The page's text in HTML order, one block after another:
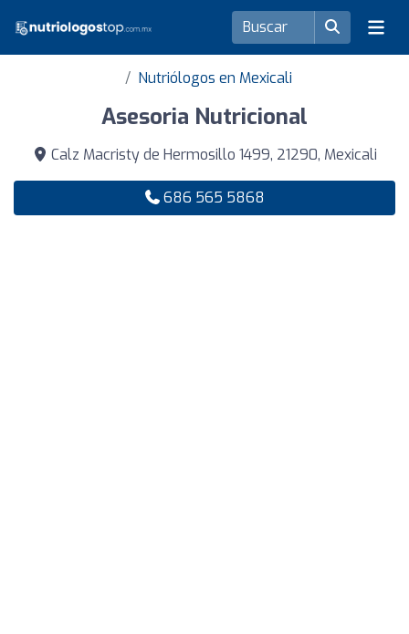
Nutriólogos en Mexicali
Asesoria Nutricional
Calz Macristy de Hermosillo 1499, 21290, Mexicali
686 565 5868